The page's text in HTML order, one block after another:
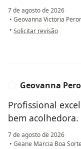
7 de agosto de 2026
• Geovanna Victoria
• na opinião do utilizador
Solicitar revisão
Geovanna
Profissional
bem acolhedora.
7 de agosto de 2026
• Geane Marcia Boa